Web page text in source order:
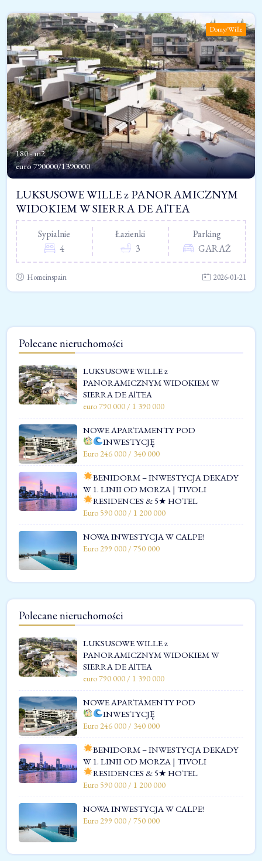
Domy/Wille
180 - m2
euro790000/1390000
LUKSUSOWE WILLE z PANORAMICZNYM
WIDOKIEM W SIERRA DE AlTEA
Sypialnie
4
Łazienki
3
Parking
GARAŻ
Homeinspain 2026-01-21
Polecane nieruchomości
LUKSUSOWE WILLE z
PANORAMICZNYM WIDOKIEM W
SIERRA DE AlTEA
euro 790 000 / 1 390 000
NOWE APARTAMENTY POD
INWESTYCJĘ
Euro 246 000 / 340 000
BENIDORM – INWESTYCJA DEKADY
W 1. LINII OD MORZA | TIVOLI
RESIDENCES & 5★ HOTEL
Euro 590 000 / 1 200 000
NOWA INWESTYCJA W CALPE!
Euro 299 000 / 750 000
Polecane nieruchomości
LUKSUSOWE WILLE z
PANORAMICZNYM WIDOKIEM W
SIERRA DE AlTEA
euro 790 000 / 1 390 000
NOWE APARTAMENTY POD
INWESTYCJĘ
Euro 246 000 / 340 000
BENIDORM – INWESTYCJA DEKADY
W 1. LINII OD MORZA | TIVOLI
RESIDENCES & 5★ HOTEL
Euro 590 000 / 1 200 000
NOWA INWESTYCJA W CALPE!
Euro 299 000 / 750 000